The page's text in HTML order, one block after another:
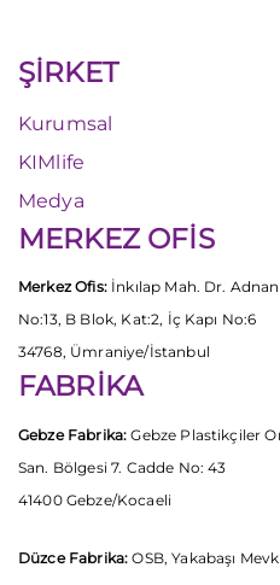
ŞİRKET
Kurumsal
KIMlife
Medya
MERKEZ OFİS
Merkez Ofis:İnkılap Mah. Dr.
No:13, B Blok, Kat:2, İç Kapı No:6
34768, Ümraniye/İstanbul
FABRİKA
Gebze Fabrika: Gebze Plastikçiler
San. Bölgesi 7. Cadde No: 43
41400 Gebze/Kocaeli
Düzce Fabrika: OSB, Yakabaşı